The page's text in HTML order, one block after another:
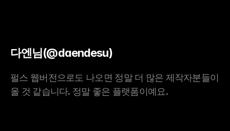
다엔님(@daendesu)
펄스 웹버전으로도 나오면 정말 더 많은 제작자분들이
올 것 같습니다. 정말 좋은 플랫폼이예요.